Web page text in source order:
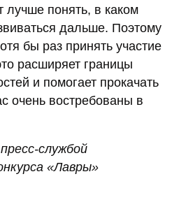
понять, в каком
дальше. Поэтому
бы раз принять участие
расширяет границы
и помогает прокачать
очень востребованы в
службой
«Лавры»